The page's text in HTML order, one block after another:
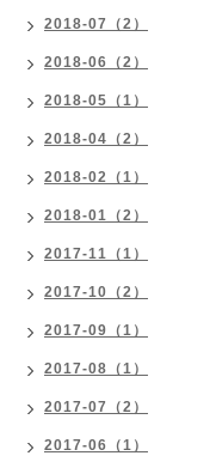
2018-07（2）
2018-06（2）
2018-05（1）
2018-04（2）
2018-02（1）
2018-01（2）
2017-11（1）
2017-10（2）
2017-09（1）
2017-08（1）
2017-07（2）
2017-06（1）